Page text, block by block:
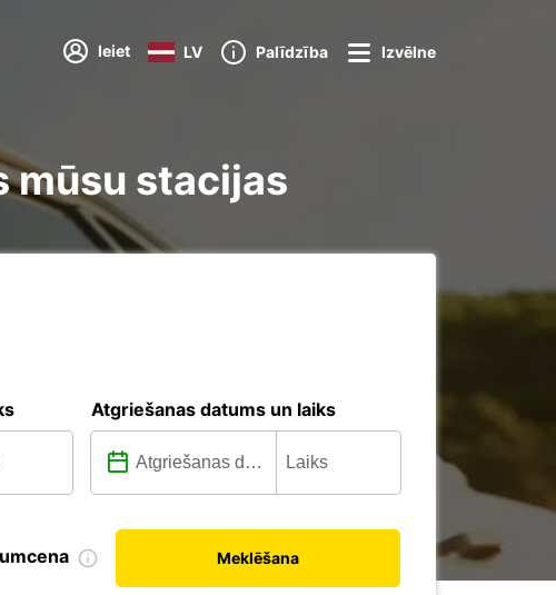
Ieiet LV Palīdzība Izvēlne
mūsu stacijas
Atgriešanas datums un laiks
Meklēšana